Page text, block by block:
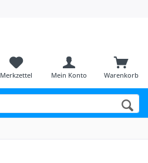
Warenkorb
Merkzettel Mein Konto